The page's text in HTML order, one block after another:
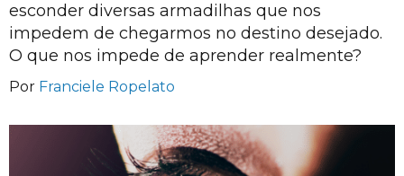
esconder diversas armadilhas que nos
impedem de chegarmos no destino desejado.
O que nos impede de aprender realmente?
Por Franciele Ropelato